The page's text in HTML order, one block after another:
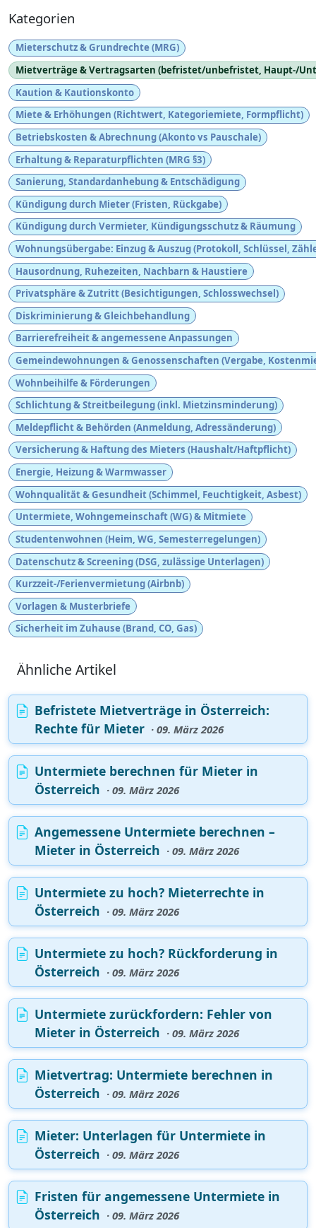
Kategorien
Mieterschutz & Grundrechte (MRG)
Mietverträge & Vertragsarten (befristet/unbefristet, Haupt-/
Kaution & Kautionskonto
Miete & Erhöhungen (Richtwert, Kategoriemiete, Formpflicht)
Betriebskosten & Abrechnung (Akonto vs Pauschale)
Erhaltung & Reparaturpflichten (MRG §3)
Sanierung, Standardanhebung & Entschädigung
Kündigung durch Mieter (Fristen, Rückgabe)
Kündigung durch Vermieter, Kündigungsschutz & Räumung
Wohnungsübergabe: Einzug & Auszug (Protokoll, Schlüssel,
Hausordnung, Ruhezeiten, Nachbarn & Haustiere
Privatsphäre & Zutritt (Besichtigungen, Schlosswechsel)
Diskriminierung & Gleichbehandlung
Barrierefreiheit & angemessene Anpassungen
Gemeindewohnungen & Genossenschaften (Vergabe,
Wohnbeihilfe & Förderungen
Schlichtung & Streitbeilegung (inkl. Mietzinsminderung)
Meldepflicht & Behörden (Anmeldung, Adressänderung)
Versicherung & Haftung des Mieters (Haushalt/Haftpflicht)
Energie, Heizung & Warmwasser
Wohnqualität & Gesundheit (Schimmel, Feuchtigkeit, Asbest)
Untermiete, Wohngemeinschaft (WG) & Mitmiete
Studentenwohnen (Heim, WG, Semesterregelungen)
Datenschutz & Screening (DSG, zulässige Unterlagen)
Kurzzeit-/Ferienvermietung (Airbnb)
Vorlagen & Musterbriefe
Sicherheit im Zuhause (Brand, CO, Gas)
Ähnliche Artikel
Befristete Mietverträge in Österreich:
Rechte für Mieter · 09. März 2026
Untermiete berechnen für Mieter in
Österreich · 09. März 2026
Angemessene Untermiete berechnen –
Mieter in Österreich · 09. März 2026
Untermiete zu hoch? Mieterrechte in
Österreich · 09. März 2026
Untermiete zu hoch? Rückforderung in
Österreich · 09. März 2026
Untermiete zurückfordern: Fehler von
Mieter in Österreich · 09. März 2026
Mietvertrag: Untermiete berechnen in
Österreich · 09. März 2026
Mieter: Unterlagen für Untermiete in
Österreich · 09. März 2026
Fristen für angemessene Untermiete in
Österreich · 09. März 2026